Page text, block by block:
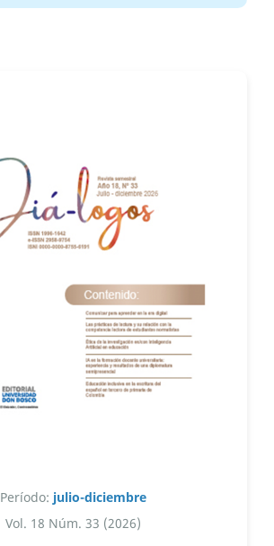
Período: julio-diciembre
Vol. 18 Núm. 33 (2026)